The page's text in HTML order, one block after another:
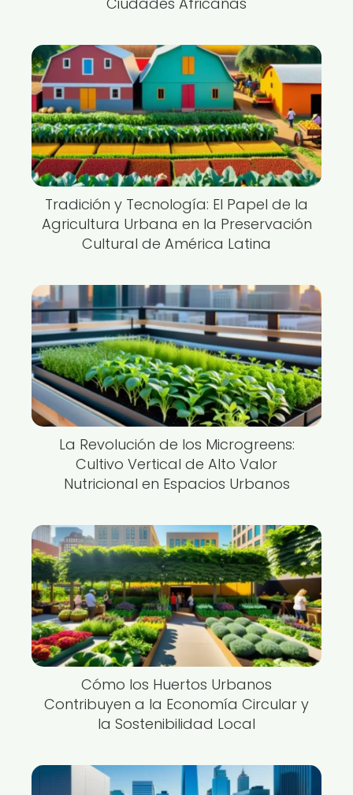
Tradición y Tecnología: El Papel de la
Agricultura Urbana en la Preservación
Cultural de América Latina
La Revolución de los Microgreens:
Cultivo Vertical de Alto Valor
Nutricional en Espacios Urbanos
Cómo los Huertos Urbanos
Contribuyen a la Economía Circular y
la Sostenibilidad Local